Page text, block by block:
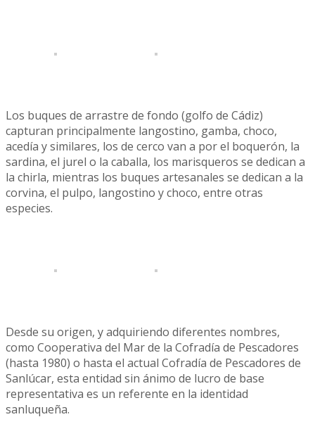
Los buques de arrastre de fondo (golfo de Cádiz)
capturan principalmente langostino, gamba, choco,
acedía y similares, los de cerco van a por el boquerón, la
sardina, el jurel o la caballa, los marisqueros se dedican a
la chirla, mientras los buques artesanales se dedican a la
corvina, el pulpo, langostino y choco, entre otras
especies.
Desde su origen, y adquiriendo diferentes nombres,
como Cooperativa del Mar de la Cofradía de Pescadores
(hasta 1980) o hasta el actual Cofradía de Pescadores de
Sanlúcar, esta entidad sin ánimo de lucro de base
representativa es un referente en la identidad
sanluqueña.